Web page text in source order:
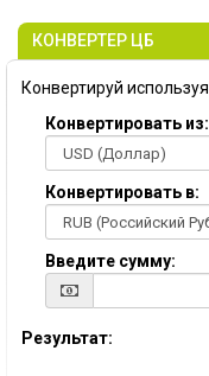
КОНВЕРТЕР ЦБ
Конвертируй используя
Конвертировать из:
Конвертировать в:
Введите сумму:
Результат: